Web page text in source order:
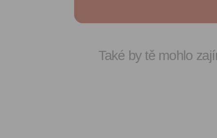
Také by tě mohlo